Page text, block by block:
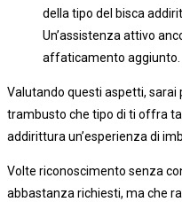
della tipo del bisca
Un’assistenza attivo
affaticamento aggiunto.
Valutando questi aspetti,
trambusto che tipo di ti offra
addirittura un’esperienza di
Volte riconoscimento senza
abbastanza richiesti, ma che